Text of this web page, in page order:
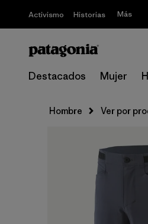
Activismo Historias Más
Destacados Mujer
Hombre Ver por